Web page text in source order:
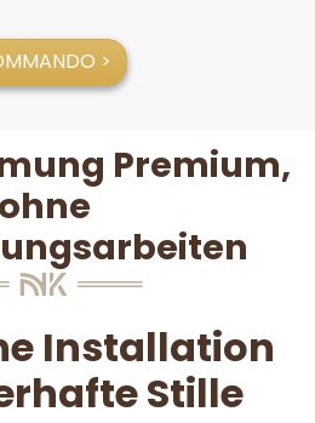
>
Premium,
ohne
Installation
Stille